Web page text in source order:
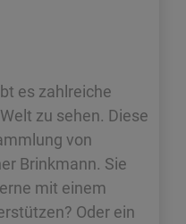
es zahlreiche
zu sehen. Diese
von
Brinkmann. Sie
mit einem
Oder ein